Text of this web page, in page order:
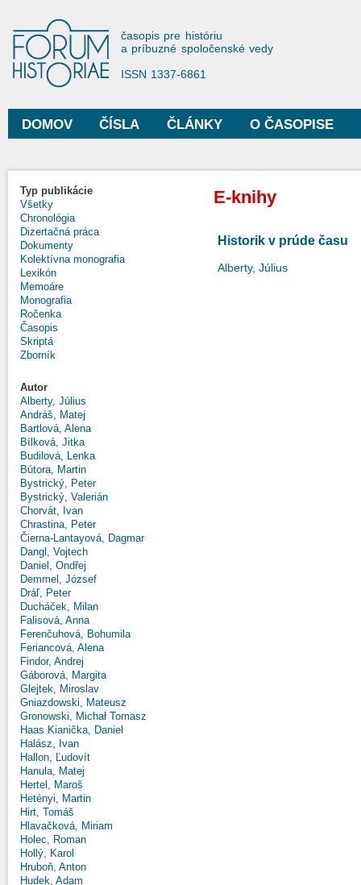
Forum Historiae
časopis pre históriu
a príbuzné spoločenské vedy
ISSN 1337-6861
Hlavné menu
DOMOV ČÍSLA ČLÁNKY O ČASOPISE
Typ publikácie
Všetky
Chronológia
Dizertačná práca
Dokumenty
Kolektívna monografia
Lexikón
Memoáre
Monografia
Ročenka
Časopis
Skriptá
Zborník
Autor
Alberty, Július
Andráš, Matej
Bartlová, Alena
Bílková, Jitka
Budilová, Lenka
Bútora, Martin
Bystrický, Peter
Bystrický, Valerián
Chorvát, Ivan
Chrastina, Peter
Čierna-Lantayová, Dagmar
Dangl, Vojtech
Daniel, Ondřej
Demmel, József
Dráľ, Peter
Ducháček, Milan
Falisová, Anna
Ferenčuhová, Bohumila
Feriancová, Alena
Findor, Andrej
Gáborová, Margita
Glejtek, Miroslav
Gniazdowski, Mateusz
Gronowski, Michał Tomasz
Haas Kianička, Daniel
Halász, Ivan
Hallon, Ľudovít
Hanula, Matej
Hertel, Maroš
Hetényi, Martin
Hirt, Tomáš
Hlavačková, Miriam
Holec, Roman
Hollý, Karol
Hruboň, Anton
Hudek, Adam
E-knihy
Historik v prúde času
Alberty, Július